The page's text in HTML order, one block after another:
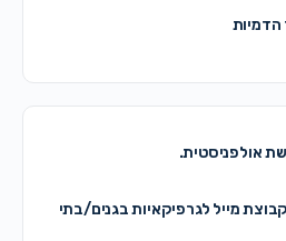
אולפניסטית.
מייל לגרפיקאיות בגנים/בתי